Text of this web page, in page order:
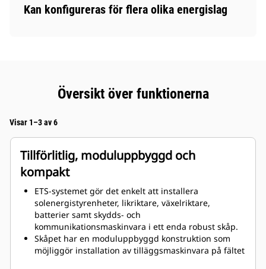
Kan konfigureras för flera olika energislag
Översikt över funktionerna
Visar 1–3 av 6
Tillförlitlig, moduluppbyggd och
kompakt
ETS-systemet gör det enkelt att installera
solenergistyrenheter, likriktare, växelriktare,
batterier samt skydds- och
kommunikationsmaskinvara i ett enda robust skåp.
Skåpet har en moduluppbyggd konstruktion som
möjliggör installation av tilläggsmaskinvara på fältet